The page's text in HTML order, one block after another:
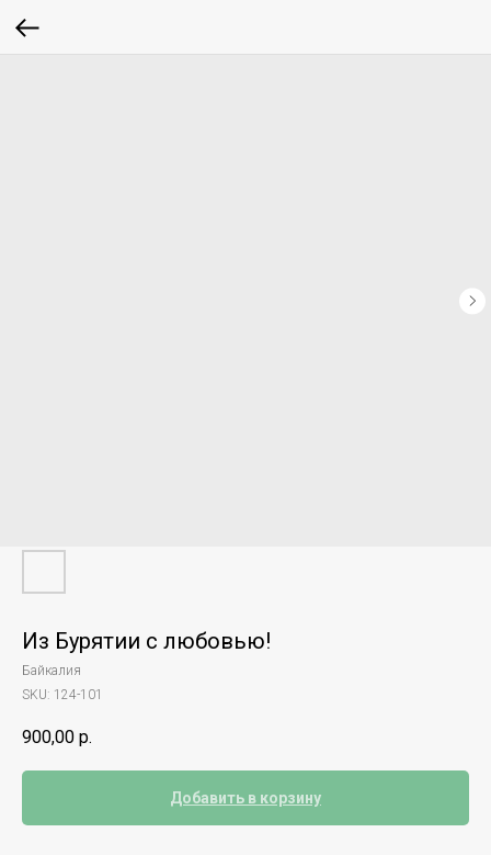
Из Бурятии с любовью!
Байкалия
SKU: 124-101
900,00 р.
Добавить в корзину